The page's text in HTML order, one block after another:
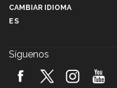
2026! (video)
CAMBIAR IDIOMA
ES
Síguenos